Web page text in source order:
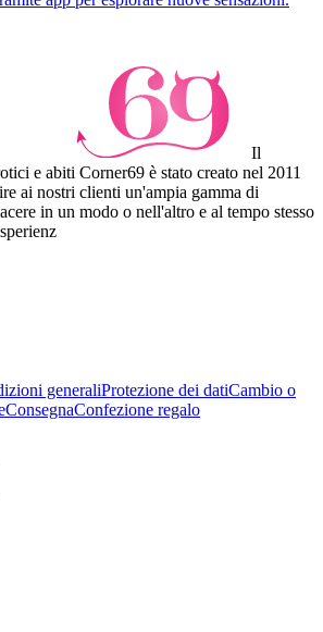
Il
e abiti Corner69 è stato creato nel 2011
ai nostri clienti un'ampia gamma di
in un modo o nell'altro e al tempo stesso
generaliProtezione dei datiCambio o
ConsegnaConfezione regalo